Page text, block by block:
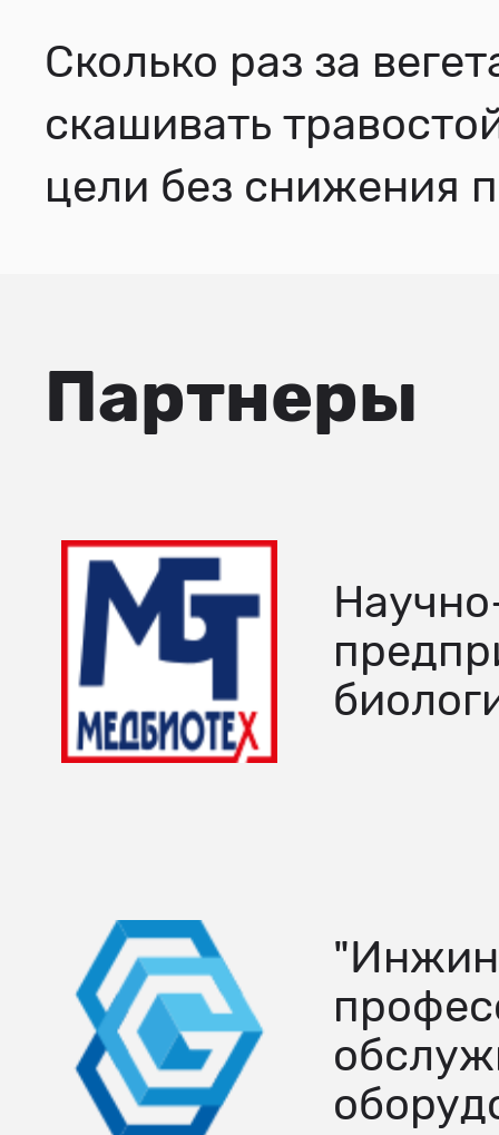
Сколько раз за
скашивать
цели без снижения
Партнеры